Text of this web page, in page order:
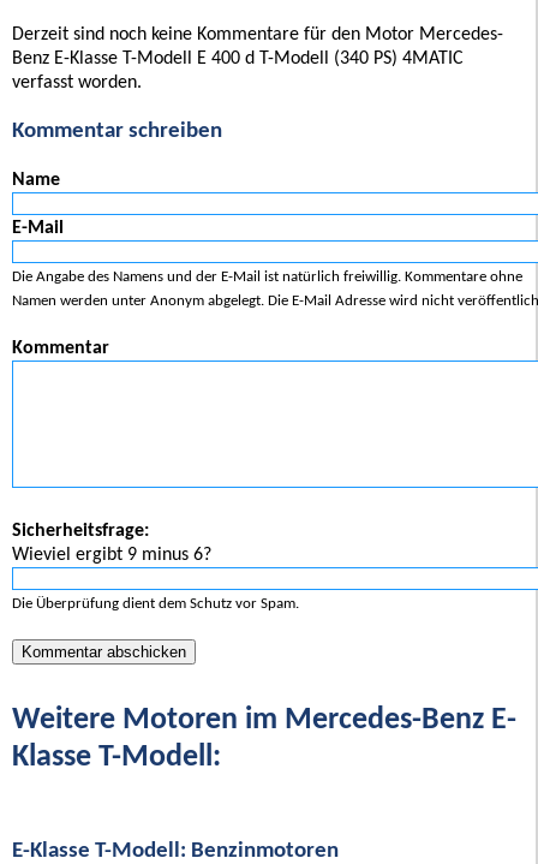
Derzeit sind noch keine Kommentare für den Motor Mercedes-
Benz E-Klasse T-Modell E 400 d T-Modell (340 PS) 4MATIC
verfasst worden.
Kommentar schreiben
Name
E-Mail
Die Angabe des Namens und der E-Mail ist natürlich freiwillig. Kommentare ohne
Namen werden unter Anonym abgelegt. Die E-Mail Adresse wird nicht
Kommentar
Sicherheitsfrage:
Wieviel ergibt 9 minus 6?
Die Überprüfung dient dem Schutz vor Spam.
Weitere Motoren im Mercedes-Benz E-
Klasse T-Modell:
E-Klasse T-Modell: Benzinmotoren